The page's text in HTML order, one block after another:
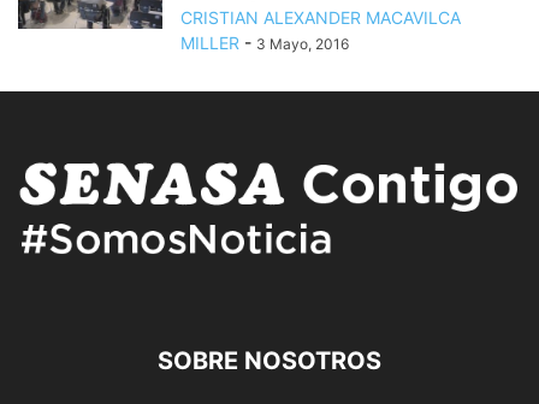
CRISTIAN ALEXANDER MACAVILCA
MILLER - 3 Mayo, 2016
SOBRE NOSOTROS